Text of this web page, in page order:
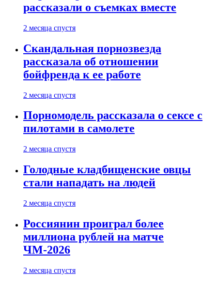
рассказали о съемках вместе
2 месяца спустя
Скандальная порнозвезда
рассказала об отношении
бойфренда к ее работе
2 месяца спустя
Порномодель рассказала о сексе с
пилотами в самолете
2 месяца спустя
Голодные кладбищенские овцы
стали нападать на людей
2 месяца спустя
Россиянин проиграл более
миллиона рублей на матче
ЧМ-2026
2 месяца спустя